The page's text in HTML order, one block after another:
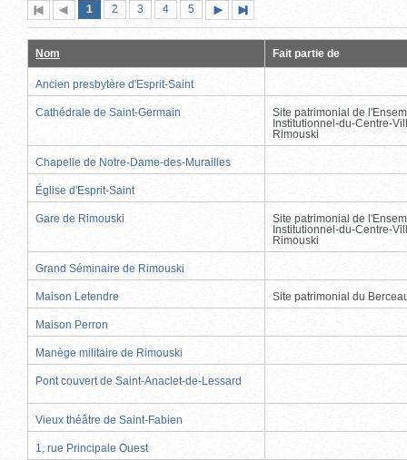
Première
page
Page
précédente
Page
1 (page
actuelle)
Page
2 Page
3 Page
4 Page
5
suivante
page
Nom Fait partie de
Ancien presbytère d'Esprit-Saint
Cathédrale de Saint-Germain
Site patrimonial de
Institutionnel-du-Centre-
Rimouski
Chapelle de Notre-Dame-des-Murailles
Église d'Esprit-Saint
Gare de Rimouski
Site patrimonial de
Institutionnel-du-Centre-
Rimouski
Grand Séminaire de Rimouski
Maison Letendre Site patrimonial du
Maison Perron
Manège militaire de Rimouski
Pont couvert de Saint-Anaclet-de-Lessard
Vieux théâtre de Saint-Fabien
1, rue Principale Ouest